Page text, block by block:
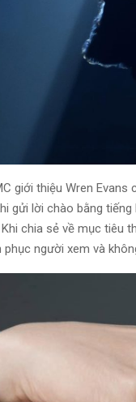
giới thiệu Wren
gửi lời chào bằng
chia sẻ về mục tiêu
người xem và